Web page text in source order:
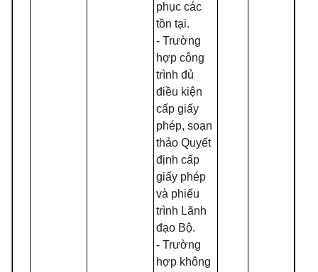
phục các
tồn tại.
- Trường
hợp công
trình đủ
điều kiện
cấp giấy
phép, soạn
thảo Quyết
định cấp
giấy phép
và phiếu
trình Lãnh
đạo Bộ.
- Trường
hợp không